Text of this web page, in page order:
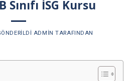
İSG Kursu
ADMIN TARAFINDAN